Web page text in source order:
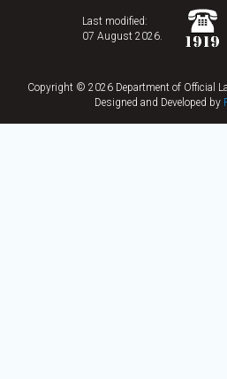
Last modified:
07 August 2026.
Copyright © 2026 Department of Official
Designed and Developed by